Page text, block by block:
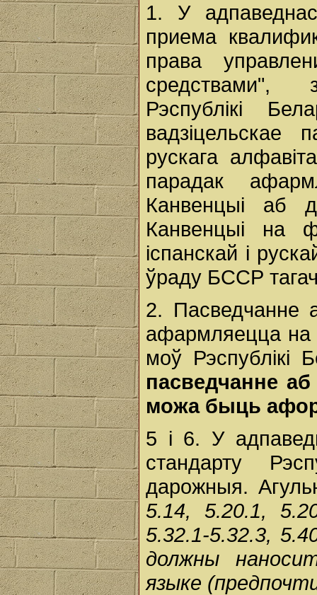
1. У
приема
права
средствами",
Рэспублікі
вадзіцельскае
рускага
парадак
Канвенцыі аб
Канвенцыі на
іспанскай і
ўраду БССР
2. Пасведчанне
афармляецца на
моў Рэспублікі
пасведчанне аб
можа быць
5 і 6. У
стандарту
дарожныя.
5.14, 5.20.1,
5.32.1-5.32.3,
должны
языке